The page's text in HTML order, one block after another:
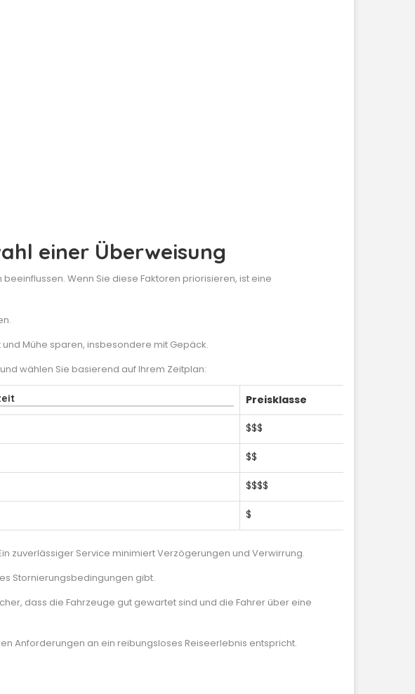
einer Überweisung
Wenn Sie diese Faktoren priorisieren, ist eine
Mühe sparen, insbesondere mit Gepäck.
wählen Sie basierend auf Ihrem Zeitplan:
Preisklasse
$$$
$$
$$$$
$
zuverlässiger Service minimiert Verzögerungen und Verwirrung.
Stornierungsbedingungen gibt.
dass die Fahrzeuge gut gewartet sind und die Fahrer über eine
Anforderungen an ein reibungsloses Reiseerlebnis entspricht.